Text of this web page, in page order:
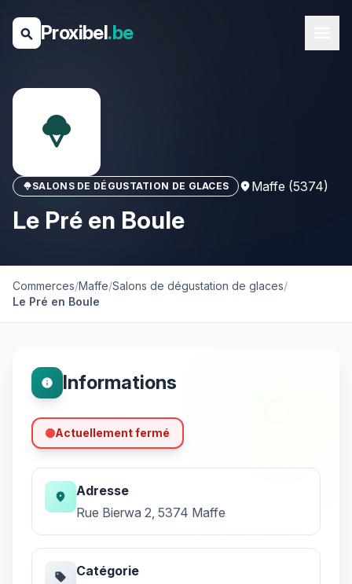
search Proxibel.be
icecream
icecreamSALONS DE DÉGUSTATION DE GLACES location_onMaffe (5374)
Le Pré en Boule
Commerces/Maffe/Salons de dégustation de glaces/
Le Pré en Boule
info Informations
Actuellement fermé
location_on
Adresse
Rue Bierwa 2, 5374 Maffe
sell
Catégorie